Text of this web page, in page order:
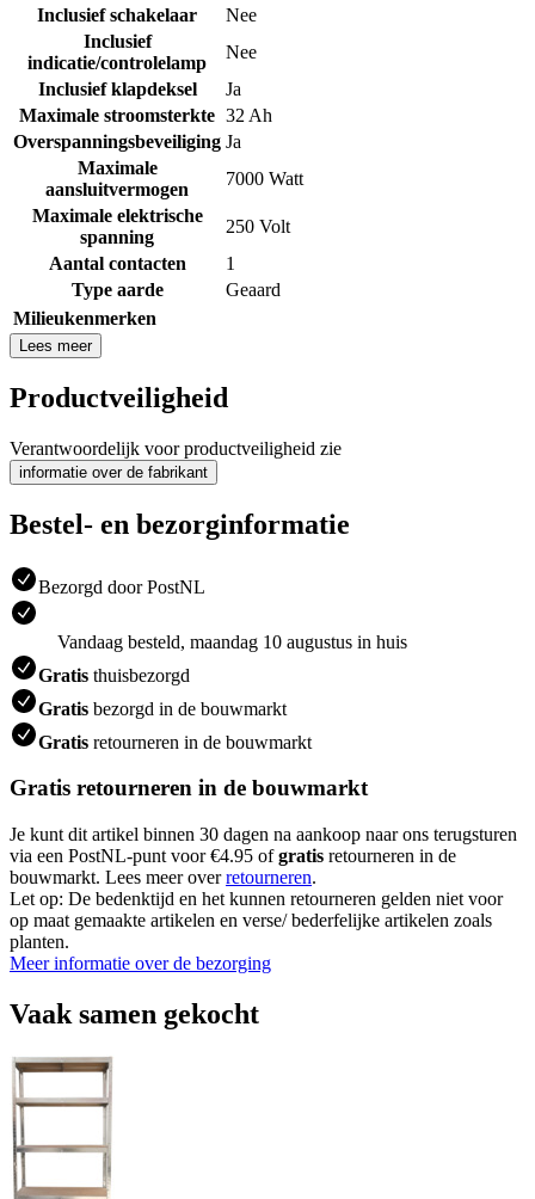
Inclusief schakelaar
Nee
Inclusief
indicatie/controlelamp
Nee
Inclusief klapdeksel
Ja
Maximale stroomsterkte 32 Ah
Overspanningsbeveiliging Ja
Maximale
aansluitvermogen
7000 Watt
Maximale elektrische
spanning
250 Volt
Aantal contacten
1
Type aarde
Geaard
Milieukenmerken
Lees meer
Productveiligheid
Verantwoordelijk voor productveiligheid zie
informatie over de fabrikant
Bestel- en bezorginformatie
Bezorgd door PostNL
Vandaag besteld, maandag 10 augustus in huis
Gratis thuisbezorgd
Gratis bezorgd in de bouwmarkt
Gratis retourneren in de bouwmarkt
Gratis retourneren in de bouwmarkt
Je kunt dit artikel binnen 30 dagen na aankoop naar ons terugsturen
via een PostNL-punt voor €4.95 ofgratis retourneren in de
bouwmarkt. Lees meer overretourneren.
Let op: De bedenktijd en het kunnen retourneren gelden niet voor
op maat gemaakte artikelen en verse/ bederfelijke artikelen zoals
planten.
Meer informatie over de bezorging
Vaak samen gekocht